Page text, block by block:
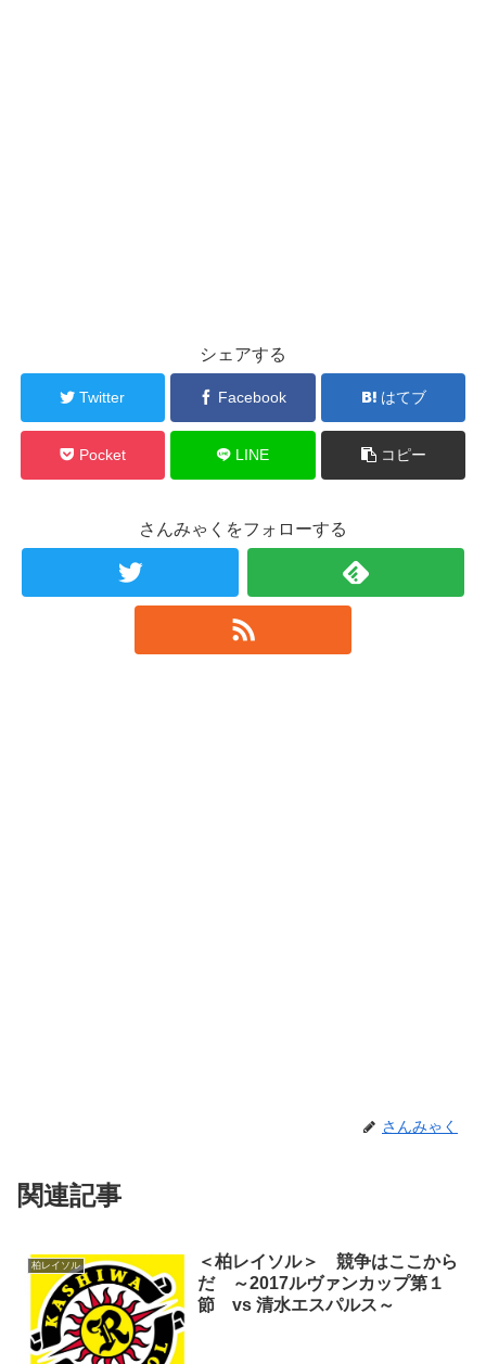
シェアする
Twitter Facebook はてブ
Pocket LINE コピー
さんみゃくをフォローする
さんみゃく
関連記事
柏レイソル
＜柏レイソル＞ 競争はここから
だ ～2017ルヴァンカップ第１
節 vs 清水エスパルス～